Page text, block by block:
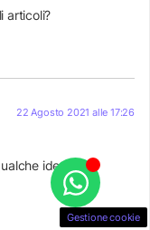
articoli?
22 Agosto 2021 alle 17:26
idea per
Gestione cookie